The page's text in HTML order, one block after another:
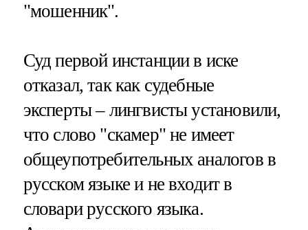
"мошенник".
Суд первой инстанции в иске
отказал, так как судебные
эксперты – лингвисты установили,
что слово "скамер" не имеет
общеупотребительных аналогов в
русском языке и не входит в
словари русского языка.